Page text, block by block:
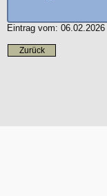
Eintrag vom: 06.02.2026